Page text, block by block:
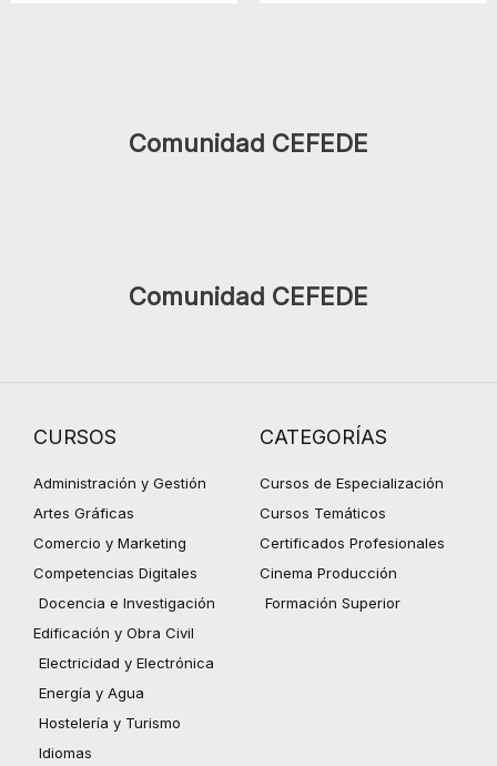
Comunidad CEFEDE
Comunidad CEFEDE
CURSOS
Administración y Gestión
Artes Gráficas
Comercio y Marketing
Competencias Digitales
Docencia e Investigación
Edificación y Obra Civil
Electricidad y Electrónica
Energía y Agua
Hostelería y Turismo
Idiomas
CATEGORÍAS
Cursos de Especialización
Cursos Temáticos
Certificados Profesionales
Cinema Producción
Formación Superior